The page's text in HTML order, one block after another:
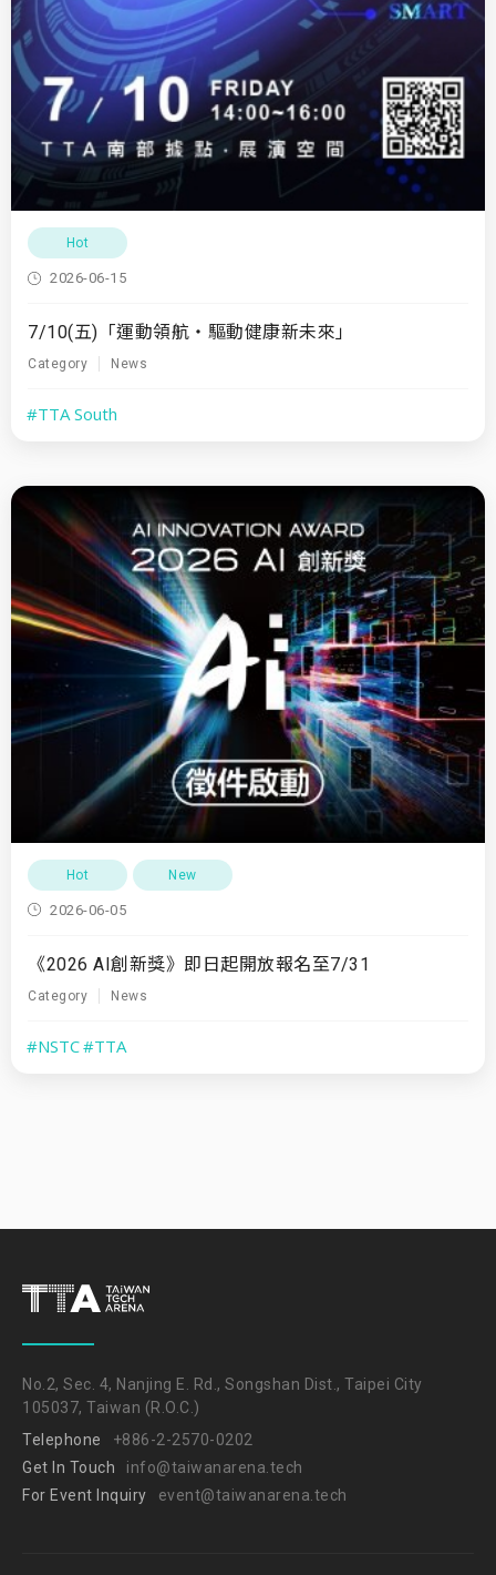
Hot
2026-06-15
7/10(五)「運動領航・驅動健康新未來」
Category News
#TTA South
Hot New
2026-06-05
《2026 AI創新獎》即日起開放報名至7/31
Category News
#NSTC#TTA
No.2, Sec. 4, Nanjing E. Rd., Songshan Dist., Taipei City
105037, Taiwan (R.O.C.)
Telephone
+886-2-2570-0202
Get In Touch
info@taiwanarena.tech
For Event Inquiry
event@taiwanarena.tech